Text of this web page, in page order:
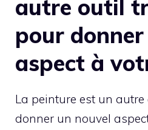
autre outil
pour
aspect à
La peinture est un
donner un nouvel